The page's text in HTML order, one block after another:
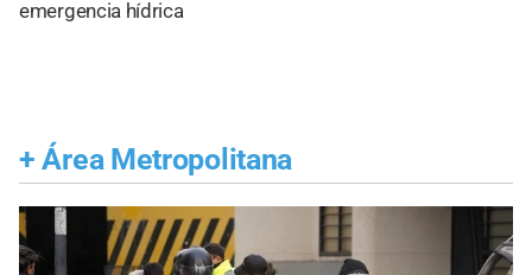
emergencia hídrica
+ Área Metropolitana